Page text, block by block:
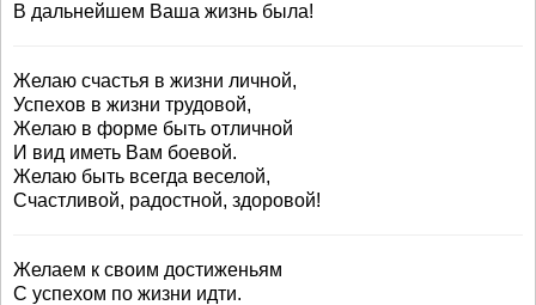
В дальнейшем Ваша жизнь была!
Желаю счастья в жизни личной,
Успехов в жизни трудовой,
Желаю в форме быть отличной
И вид иметь Вам боевой.
Желаю быть всегда веселой,
Счастливой, радостной, здоровой!
Желаем к своим достиженьям
С успехом по жизни идти.